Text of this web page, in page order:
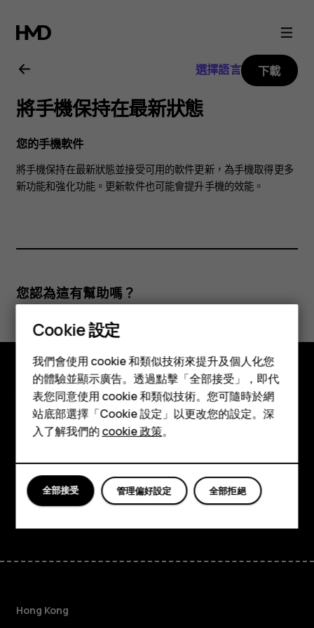
Nokia
5.1
Plus
用
戶
南
智慧型手機
功能型手機
配件
平板電腦
選擇語言 下載
將手機保持在最新狀態
您的手機軟件
將手機保持在最新狀態並接受可用的軟件更新，為手機取得更多
新功能和強化功能。更新軟件也可能會提升手機的效能。
您認為這有幫助嗎？
是 否
探索
關於
支援
FacebookInstagram
TiktokYoutubeLinkedinDiscord
Hong Kong
Cookie 設定
我們會使用 cookie 和類似技術來提升及個人化您
的體驗並顯示廣告。透過點擊「全部接受」，即代
表您同意使用 cookie 和類似技術。您可隨時於網
站底部選擇「Cookie 設定」以更改您的設定。深
入了解我們的cookie 政策。
全部拒絕
管理偏好設定
全部接受